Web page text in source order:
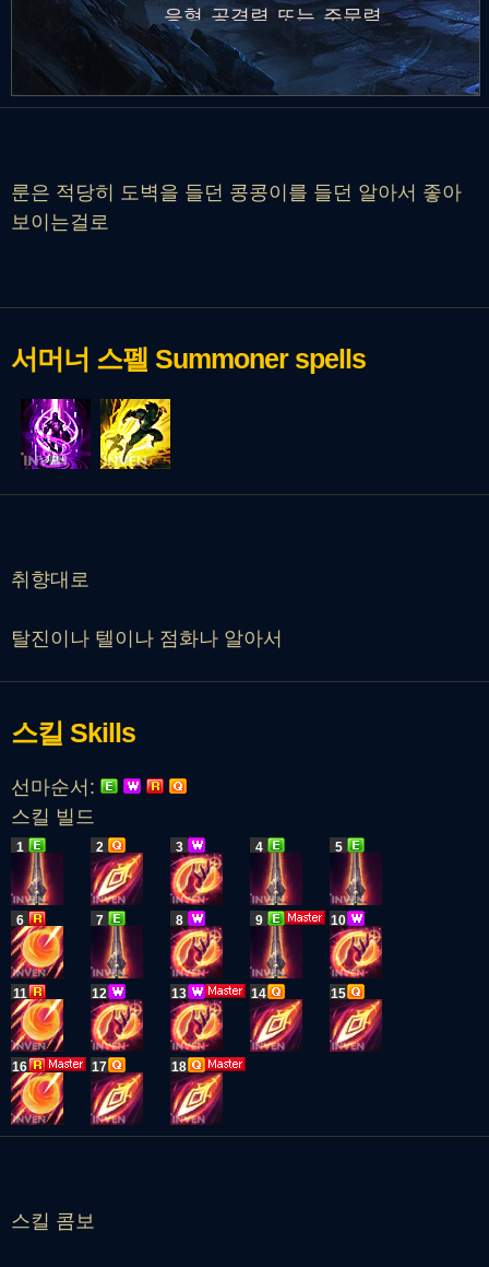
응형 공격력 또는 주문력
획득량 증가
룬은 적당히 도벽을 들던 콩콩이를 들던 알아서 좋아
보이는걸로
서머너 스펠 Summoner spells
취향대로
탈진이나 텔이나 점화나 알아서
스킬 Skills
선마순서:
스킬 빌드
1 2 3 4 5
6 7 8 9 10
11 12 13 14 15
16 17 18
스킬 콤보